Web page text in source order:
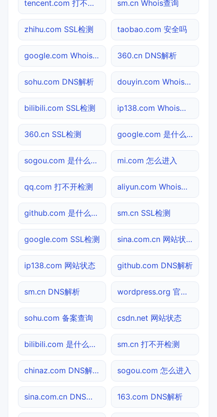
tencent.com 打不开检测 sm.cn Whois查询
zhihu.com SSL检测 taobao.com 安全吗
google.com Whois查询 360.cn DNS解析
sohu.com DNS解析 douyin.com Whois查询
bilibili.com SSL检测 ip138.com Whois查询
360.cn SSL检测 google.com 是什么网站
sogou.com 是什么网站 mi.com 怎么进入
qq.com 打不开检测 aliyun.com Whois查询
github.com 是什么网站 sm.cn SSL检测
google.com SSL检测 sina.com.cn 网站状态
ip138.com 网站状态 github.com DNS解析
sm.cn DNS解析 wordpress.org 官网入口
sohu.com 备案查询 csdn.net 网站状态
bilibili.com 是什么网站 sm.cn 打不开检测
chinaz.com DNS解析 sogou.com 怎么进入
sina.com.cn DNS解析 163.com DNS解析